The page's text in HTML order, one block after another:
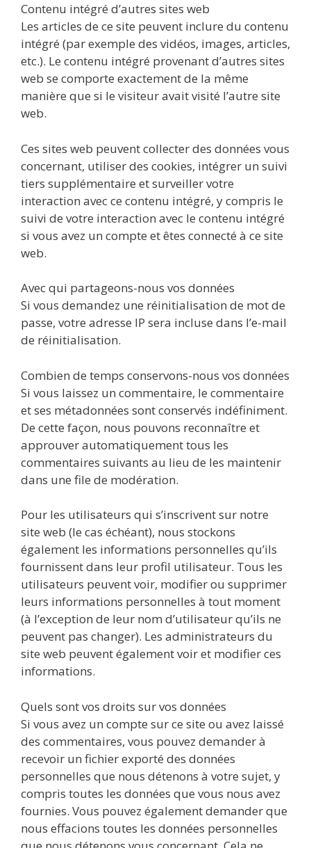
Contenu intégré d’autres sites web
Les articles de ce site peuvent inclure du contenu
intégré (par exemple des vidéos, images, articles,
etc.). Le contenu intégré provenant d’autres sites
web se comporte exactement de la même
manière que si le visiteur avait visité l’autre site
web.
Ces sites web peuvent collecter des données vous
concernant, utiliser des cookies, intégrer un suivi
tiers supplémentaire et surveiller votre
interaction avec ce contenu intégré, y compris le
suivi de votre interaction avec le contenu intégré
si vous avez un compte et êtes connecté à ce site
web.
Avec qui partageons-nous vos données
Si vous demandez une réinitialisation de mot de
passe, votre adresse IP sera incluse dans l’e-mail
de réinitialisation.
Combien de temps conservons-nous vos données
Si vous laissez un commentaire, le commentaire
et ses métadonnées sont conservés indéfiniment.
De cette façon, nous pouvons reconnaître et
approuver automatiquement tous les
commentaires suivants au lieu de les maintenir
dans une file de modération.
Pour les utilisateurs qui s’inscrivent sur notre
site web (le cas échéant), nous stockons
également les informations personnelles qu’ils
fournissent dans leur profil utilisateur. Tous les
utilisateurs peuvent voir, modifier ou supprimer
leurs informations personnelles à tout moment
(à l’exception de leur nom d’utilisateur qu’ils ne
peuvent pas changer). Les administrateurs du
site web peuvent également voir et modifier ces
informations.
Quels sont vos droits sur vos données
Si vous avez un compte sur ce site ou avez laissé
des commentaires, vous pouvez demander à
recevoir un fichier exporté des données
personnelles que nous détenons à votre sujet, y
compris toutes les données que vous nous avez
fournies. Vous pouvez également demander que
nous effacions toutes les données personnelles